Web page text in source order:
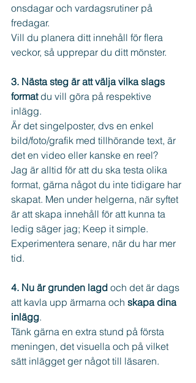
onsdagar och vardagsrutiner på
fredagar.
Vill du planera ditt innehåll för flera
veckor, så upprepar du ditt mönster.
3. Nästa steg är att välja vilka slags
format du vill göra på respektive
inlägg.
Är det singelposter, dvs en enkel
bild/foto/grafik med tillhörande text, är
det en video eller kanske en reel?
Jag är alltid för att du ska testa olika
format, gärna något du inte tidigare har
skapat. Men under helgerna, när syftet
är att skapa innehåll för att kunna ta
ledig säger jag; Keep it simple.
Experimentera senare, när du har mer
tid.
4. Nu är grunden lagd och det är dags
att kavla upp ärmarna och skapa dina
inlägg.
Tänk gärna en extra stund på första
meningen, det visuella och på vilket
sätt inlägget ger något till läsaren.